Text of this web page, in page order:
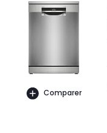
Comparer